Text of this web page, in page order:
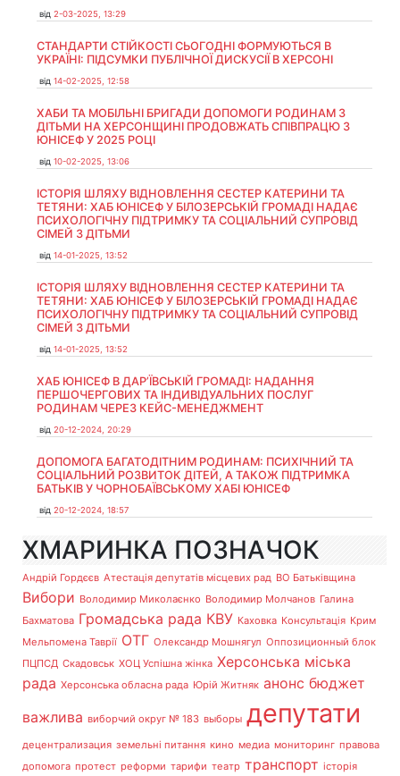
від 2-03-2025, 13:29
СТАНДАРТИ СТІЙКОСТІ СЬОГОДНІ ФОРМУЮТЬСЯ В
УКРАЇНІ: ПІДСУМКИ ПУБЛІЧНОЇ ДИСКУСІЇ В ХЕРСОНІ
від 14-02-2025, 12:58
ХАБИ ТА МОБІЛЬНІ БРИГАДИ ДОПОМОГИ РОДИНАМ З
ДІТЬМИ НА ХЕРСОНЩИНІ ПРОДОВЖАТЬ СПІВПРАЦЮ З
ЮНІСЕФ У 2025 РОЦІ
від 10-02-2025, 13:06
ІСТОРІЯ ШЛЯХУ ВІДНОВЛЕННЯ СЕСТЕР КАТЕРИНИ ТА
ТЕТЯНИ: ХАБ ЮНІСЕФ У БІЛОЗЕРСЬКІЙ ГРОМАДІ НАДАЄ
ПСИХОЛОГІЧНУ ПІДТРИМКУ ТА СОЦІАЛЬНИЙ СУПРОВІД
СІМЕЙ З ДІТЬМИ
від 14-01-2025, 13:52
ІСТОРІЯ ШЛЯХУ ВІДНОВЛЕННЯ СЕСТЕР КАТЕРИНИ ТА
ТЕТЯНИ: ХАБ ЮНІСЕФ У БІЛОЗЕРСЬКІЙ ГРОМАДІ НАДАЄ
ПСИХОЛОГІЧНУ ПІДТРИМКУ ТА СОЦІАЛЬНИЙ СУПРОВІД
СІМЕЙ З ДІТЬМИ
від 14-01-2025, 13:52
ХАБ ЮНІСЕФ В ДАР’ЇВСЬКІЙ ГРОМАДІ: НАДАННЯ
ПЕРШОЧЕРГОВИХ ТА ІНДИВІДУАЛЬНИХ ПОСЛУГ
РОДИНАМ ЧЕРЕЗ КЕЙС-МЕНЕДЖМЕНТ
від 20-12-2024, 20:29
ДОПОМОГА БАГАТОДІТНИМ РОДИНАМ: ПСИХІЧНИЙ ТА
СОЦІАЛЬНИЙ РОЗВИТОК ДІТЕЙ, А ТАКОЖ ПІДТРИМКА
БАТЬКІВ У ЧОРНОБАЇВСЬКОМУ ХАБІ ЮНІСЕФ
від 20-12-2024, 18:57
ХМАРИНКА ПОЗНАЧОК
Андрій Гордєєв Атестація депутатів місцевих рад ВО Батьківщина
Вибори Володимир Миколаєнко Володимир Молчанов Галина
Бахматова Громадська рада КВУ Каховка Консультація Крим
Мельпомена Таврії ОТГ Олександр Мошнягул Оппозиционный блок
ПЦПСД Скадовськ ХОЦ Успішна жінка Херсонська міська
рада Херсонська обласна рада Юрій Житняк анонс бюджет
важлива виборчий округ № 183 выборы депутати
децентрализация земельні питання кино медиа мониторинг правова
допомога протест реформи тарифи театр транспорт історія